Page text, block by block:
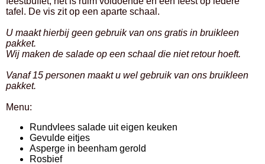
tafel. De vis zit op een aparte schaal.
U maakt hierbij geen gebruik van ons gratis in bruikleen
pakket.
Wij maken de salade op een schaal die niet retour hoeft.
Vanaf 15 personen maakt u wel gebruik van ons bruikleen
pakket.
Menu:
Rundvlees salade uit eigen keuken
Gevulde eitjes
Asperge in beenham gerold
Rosbief